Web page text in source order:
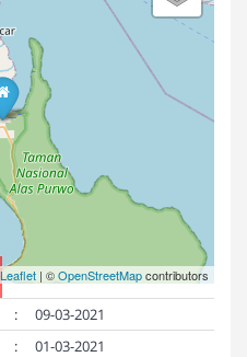
Leaflet | ©OpenStreetMapcontributors
:
09-03-2021
:
01-03-2021